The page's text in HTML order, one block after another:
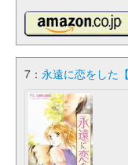
7： 永遠に恋をした